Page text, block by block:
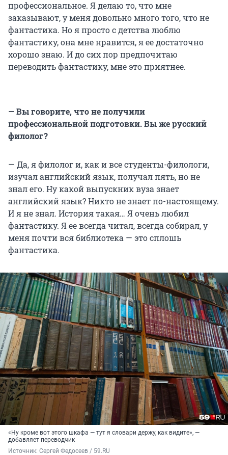
профессиональное. Я делаю то, что мне
заказывают, у меня довольно много того, что не
фантастика. Но я просто с детства люблю
фантастику, она мне нравится, я ее достаточно
хорошо знаю. И до сих пор предпочитаю
переводить фантастику, мне это приятнее.
— Вы говорите, что не получили
профессиональной подготовки. Вы же русский
филолог?
— Да, я филолог и, как и все студенты-филологи,
изучал английский язык, получал пять, но не
знал его. Ну какой выпускник вуза знает
английский язык? Никто не знает по-настоящему.
И я не знал. История такая… Я очень любил
фантастику. Я ее всегда читал, всегда собирал, у
меня почти вся библиотека — это сплошь
фантастика.
«Ну кроме вот этого шкафа — тут я словари держу, как видите», —
добавляет переводчик
Источник: Сергей Федосеев / 59.RU